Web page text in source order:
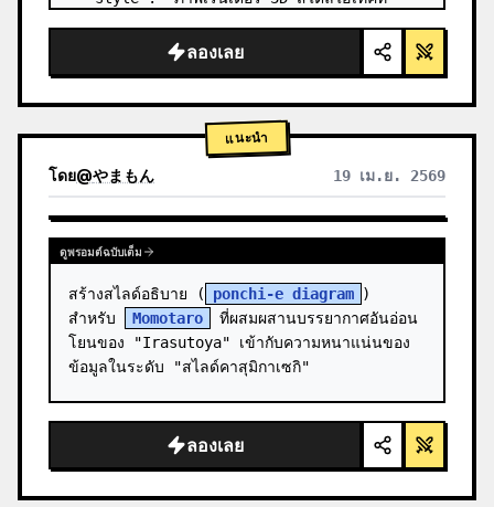
  "background": "
ไล่เฉดสีม่วงและน้ำเงิน
อ่อน ",
ลองเลย
แนะนำ
โดย@やまもん 19 เม.ย. 2569
ดูผลลัพธ์จากโมเดลอื่น
ดูพรอมต์ฉบับเต็ม
สร้างสไลด์อธิบาย ( ponchi-e diagram )
สำหรับ
Momotaro
ที่ผสมผสานบรรยากาศอันอ่อน
โยนของ "Irasutoya" เข้ากับความหนาแน่นของ
ข้อมูลในระดับ "สไลด์คาสุมิกาเซกิ"
ลองเลย